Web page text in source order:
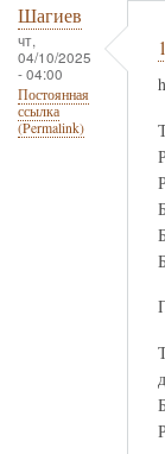
Шагиев
чт,
04/10/2025
- 04:00
Постоянная
ссылка
(Permalink)